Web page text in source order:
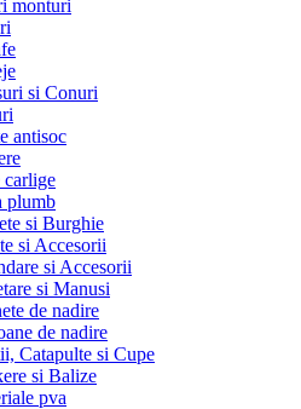
monturi
si Conuri
antisoc
carlige
plumb
si Burghie
si Accesorii
si Accesorii
si Manusi
de nadire
de nadire
Catapulte si Cupe
si Balize
pva